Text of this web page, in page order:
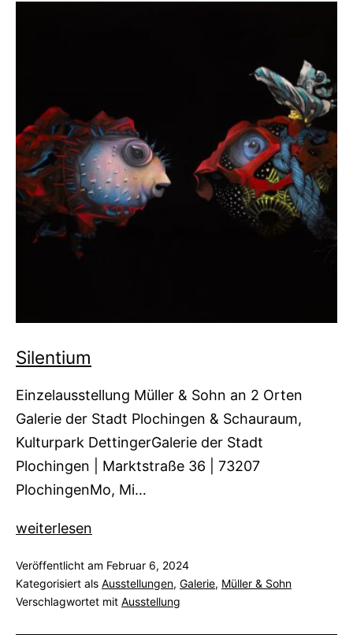
Silentium
Einzelausstellung Müller & Sohn an 2 Orten
Galerie der Stadt Plochingen & Schauraum,
Kulturpark DettingerGalerie der Stadt
Plochingen | Marktstraße 36 | 73207
PlochingenMo, Mi…
Silentium
weiterlesen
Veröffentlicht am Februar 6, 2024
Kategorisiert als Ausstellungen, Galerie, Müller & Sohn
Verschlagwortet mit Ausstellung